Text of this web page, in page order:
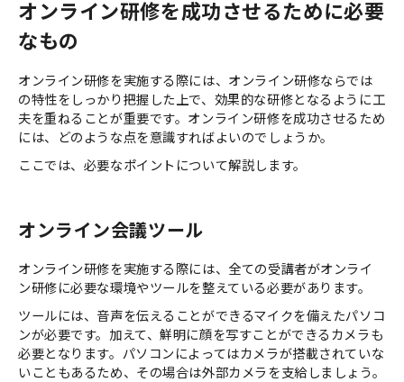
オンライン研修を成功させるために必要
なもの
オンライン研修を実施する際には、オンライン研修ならでは
の特性をしっかり把握した上で、効果的な研修となるように工
夫を重ねることが重要です。オンライン研修を成功させるため
には、どのような点を意識すればよいのでしょうか。
ここでは、必要なポイントについて解説します。
オンライン会議ツール
オンライン研修を実施する際には、全ての受講者がオンライ
ン研修に必要な環境やツールを整えている必要があります。
ツールには、音声を伝えることができるマイクを備えたパソコ
ンが必要です。加えて、鮮明に顔を写すことができるカメラも
必要となります。パソコンによってはカメラが搭載されていな
いこともあるため、その場合は外部カメラを支給しましょう。